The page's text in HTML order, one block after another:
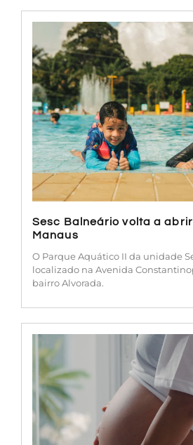
Sesc Balneário volta a
Manaus
O Parque Aquático II da unidade
localizado na Avenida
bairro Alvorada.